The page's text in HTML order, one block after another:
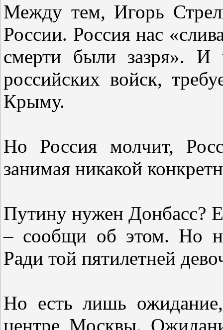
Между тем, Игорь
России. Россия нас
смерти были зазря». И
российских войск,
Крыму.
Но Россия молчит,
занимая никакой
Путину нужен Донбасс?
– сообщи об этом. Но
Ради той пятилетней
Но есть лишь
центре Москвы.